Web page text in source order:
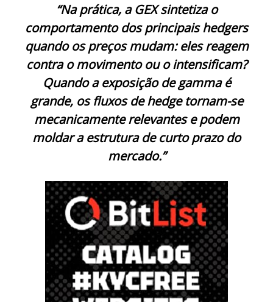
“Na prática, a GEX sintetiza o
comportamento dos principais hedgers
quando os preços mudam: eles reagem
contra o movimento ou o intensificam?
Quando a exposição de gamma é
grande, os fluxos de hedge tornam-se
mecanicamente relevantes e podem
moldar a estrutura de curto prazo do
mercado.”